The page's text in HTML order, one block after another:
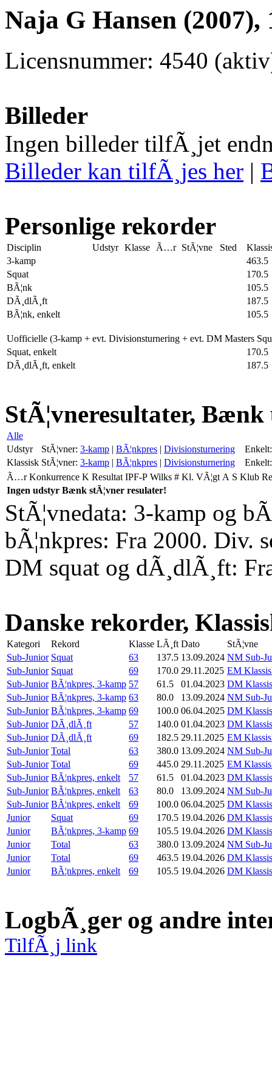
Naja G Hansen (2007),
Licensnummer: 4540
Billeder
Ingen billeder tilfÃ¸jet
Billeder kan tilfÃ¸jes her |
Personlige rekorder
Disciplin Udstyr Klasse Ã…r StÃ¦vne Sted
3-kamp
463.5
Squat
170.5
BÃ¦nk
105.5
DÃ¸dlÃ¸ft
187.5
BÃ¦nk, enkelt
105.5
Uofficielle (3-kamp + evt. Divisionsturnering + evt. DM Masters
Squat, enkelt
170.5
DÃ¸dlÃ¸ft, enkelt
187.5
StÃ¦vneresultater,
Alle
Udstyr
StÃ¦vner: 3-kamp | BÃ¦nkpres | Divisionsturnering
Enkelt:
Klassisk StÃ¦vner: 3-kamp | BÃ¦nkpres | Divisionsturnering
Enkelt:
Ã…r Konkurrence K Resultat IPF-P Wilks # Kl. VÃ¦gt A S Klub
Ingen udstyr Bænk stÃ¦vner resulater!
StÃ¦vnedata: 3-kamp og
bÃ¦nkpres: Fra 2000. Div.
DM squat og dÃ¸dlÃ¸ft:
Danske rekorder,
Kategori Rekord Klasse LÃ¸ft Dato
StÃ¦vne
Sub-Junior Squat 63 137.5 13.09.2024 NM Sub-
Sub-Junior Squat 69 170.0 29.11.2025 EM
Sub-Junior BÃ¦nkpres, 3-kamp 57 61.5 01.04.2023 DM
Sub-Junior BÃ¦nkpres, 3-kamp 63 80.0 13.09.2024 NM Sub-
Sub-Junior BÃ¦nkpres, 3-kamp 69 100.0 06.04.2025 DM
Sub-Junior DÃ¸dlÃ¸ft 57 140.0 01.04.2023 DM
Sub-Junior DÃ¸dlÃ¸ft 69 182.5 29.11.2025 EM
Sub-Junior Total 63 380.0 13.09.2024 NM Sub-
Sub-Junior Total 69 445.0 29.11.2025 EM
Sub-Junior BÃ¦nkpres, enkelt 57 61.5 01.04.2023 DM
Sub-Junior BÃ¦nkpres, enkelt 63 80.0 13.09.2024 NM Sub-
Sub-Junior BÃ¦nkpres, enkelt 69 100.0 06.04.2025 DM
Junior
Squat 69 170.5 19.04.2026 DM
Junior
BÃ¦nkpres, 3-kamp 69 105.5 19.04.2026 DM
Junior
Total 63 380.0 13.09.2024 NM Sub-
Junior
Total 69 463.5 19.04.2026 DM
Junior
BÃ¦nkpres, enkelt 69 105.5 19.04.2026 DM
LogbÃ¸ger og andre
TilfÃ¸j link